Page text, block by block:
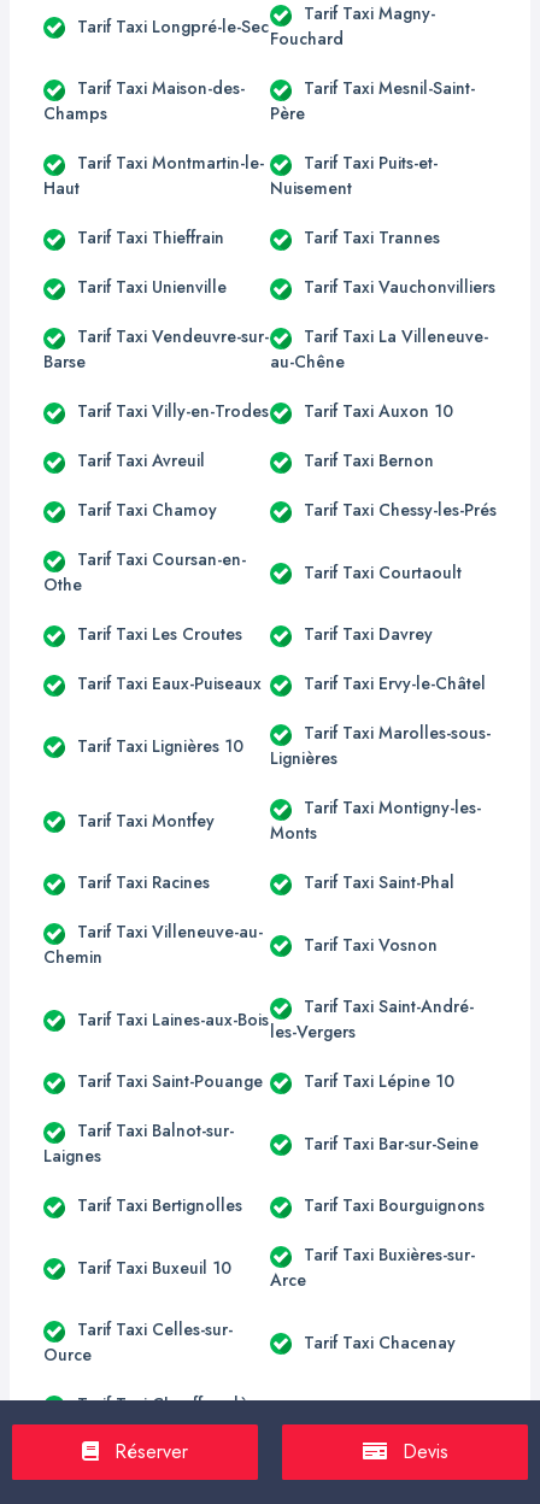
Tarif Taxi Longpré-le-Sec
Tarif Taxi Magny-
Fouchard
Tarif Taxi Maison-des-
Champs
Tarif Taxi Mesnil-Saint-
Père
Tarif Taxi Montmartin-le-
Haut
Tarif Taxi Puits-et-
Nuisement
Tarif Taxi Thieffrain Tarif Taxi Trannes
Tarif Taxi Unienville Tarif Taxi Vauchonvilliers
Tarif Taxi Vendeuvre-sur-
Barse
Tarif Taxi La Villeneuve-
au-Chêne
Tarif Taxi Villy-en-Trodes Tarif Taxi Auxon 10
Tarif Taxi Avreuil Tarif Taxi Bernon
Tarif Taxi Chamoy Tarif Taxi Chessy-les-Prés
Tarif Taxi Coursan-en-
Othe
Tarif Taxi Courtaoult
Tarif Taxi Les Croutes Tarif Taxi Davrey
Tarif Taxi Eaux-Puiseaux Tarif Taxi Ervy-le-Châtel
Tarif Taxi Lignières 10
Tarif Taxi Marolles-sous-
Lignières
Tarif Taxi Montfey
Tarif Taxi Montigny-les-
Monts
Tarif Taxi Racines Tarif Taxi Saint-Phal
Tarif Taxi Villeneuve-au-
Chemin
Tarif Taxi Vosnon
Tarif Taxi Laines-aux-Bois
Tarif Taxi Saint-André-
les-Vergers
Tarif Taxi Saint-Pouange Tarif Taxi Lépine 10
Tarif Taxi Balnot-sur-
Laignes
Tarif Taxi Bar-sur-Seine
Tarif Taxi Bertignolles Tarif Taxi Bourguignons
Tarif Taxi Buxeuil 10
Tarif Taxi Buxières-sur-
Arce
Tarif Taxi Celles-sur-
Ource
Tarif Taxi Chacenay
Tarif Taxi Chauffour-lès-
Bailly
Tarif Taxi Éguilly-sous-
Réserver Devis